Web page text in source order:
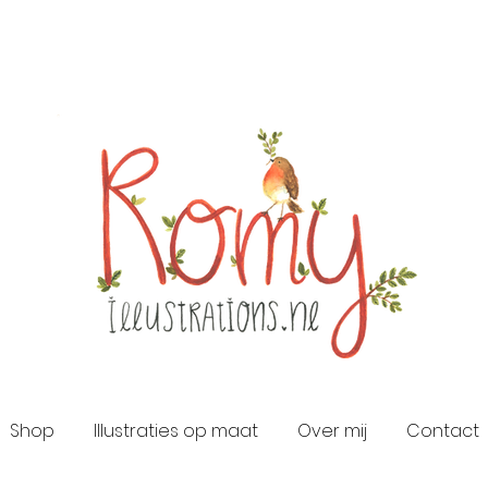
Shop Illustraties op maat Over mij Contact